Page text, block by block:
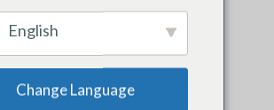
AMJANUAR 17, 2020
AGADIR 06 06 320 320
English
Change Language